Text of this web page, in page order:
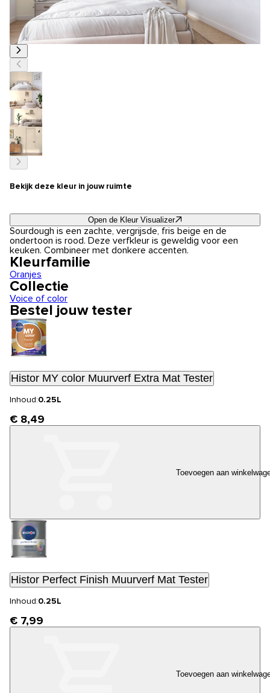
Bekijk deze kleur in jouw ruimte
Open de Kleur Visualizer
Sourdough is een zachte, vergrijsde, fris beige en de
ondertoon is rood. Deze verfkleur is geweldig voor een
keuken. Combineer met donkere accenten.
Kleurfamilie
Oranjes
Collectie
Voice of color
Bestel jouw tester
Histor MY color Muurverf Extra Mat Tester
Inhoud:0.25L
€ 8,49
Toevoegen aan
Histor Perfect Finish Muurverf Mat Tester
Inhoud:0.25L
€ 7,99
Toevoegen aan